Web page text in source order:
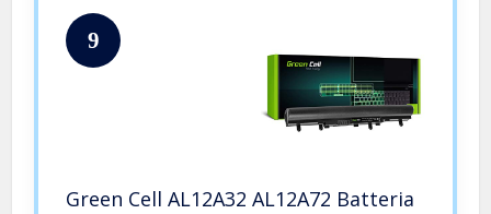
9
Green Cell AL12A32 AL12A72 Batteria